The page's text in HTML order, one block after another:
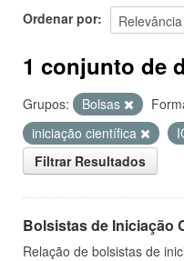
Ordenar por
1 conjunto de
Grupos: Bolsas
iniciação científica
Filtrar Resultados
Bolsistas de Iniciação
Relação de bolsistas de